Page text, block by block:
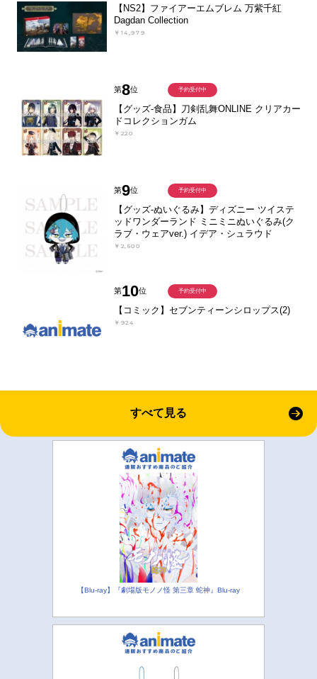
【NS2】ファイアーエムブレム 万紫千紅
Dagdan Collection
￥14,979
第8位
【グッズ-食品】刀剣乱舞ONLINE クリアカー
ドコレクションガム
￥220
予約受付中
第9位
【グッズ-ぬいぐるみ】ディズニー ツイステ
ッドワンダーランド ミニミニぬいぐるみ(ク
ラブ・ウェアver.) イデア・シュラウド
￥2,500
予約受付中
第10位
【コミック】セブンティーンシロップス(2)
￥924
予約受付中
すべて見る
【Blu-ray】『劇場版モノノ怪 第三章 蛇神』Blu-ray